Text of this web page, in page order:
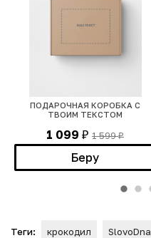
ПОДАРОЧНАЯ КОРОБКА С
ТВОИМ ТЕКСТОМ
1 099 ₽ 1 599₽
Беру
Теги: крокодил SlovoDna